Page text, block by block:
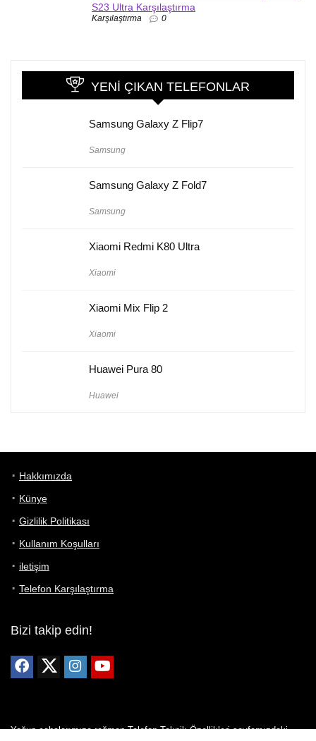
S23 Ultra Karşılaştırma
Karşılaştırma 0
YENI ÇIKAN TELEFONLAR
Samsung Galaxy Z Flip7
Samsung
Samsung Galaxy Z Fold7
Samsung
Xiaomi Redmi K80 Ultra
Xiaomi
Xiaomi Mix Flip 2
Xiaomi
Huawei Pura 80
Huawei
Hakkımızda
Künye
Gizlilik Politikası
Kullanım Koşulları
iletişim
Telefon Karşılaştırma
Bizi takip edin!
Yoğun çabalarımıza rağmen Telefon Teknik Özellikleri sayfamızdaki